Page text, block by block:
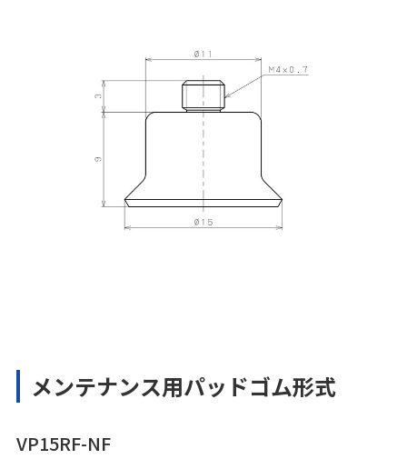
メンテナンス用パッドゴム形式
VP15RF-NF